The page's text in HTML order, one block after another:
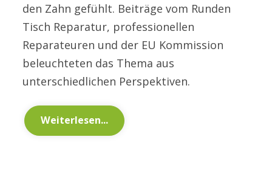
den Zahn gefühlt. Beiträge vom Runden
Tisch Reparatur, professionellen
Reparateuren und der EU Kommission
beleuchteten das Thema aus
unterschiedlichen Perspektiven.
Weiterlesen...